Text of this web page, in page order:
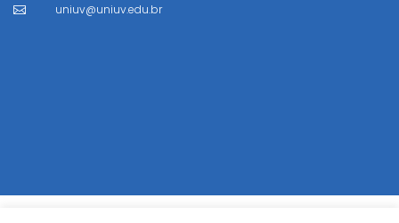
 uniuv@uniuv.edu.br